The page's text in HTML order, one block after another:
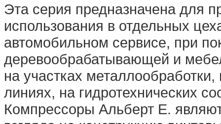
Эта серия предназначена для
использования в отдельных
автомобильном сервисе, при
деревообрабатывающей и
на участках
линиях, на гидротехнических
Компрессоры Альберт E.